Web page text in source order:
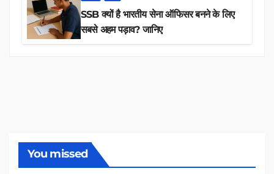
SSB क्यों है भारतीय सेना ऑफिसर बनने के लिए
सबसे अहम पड़ाव? जानिए
You missed